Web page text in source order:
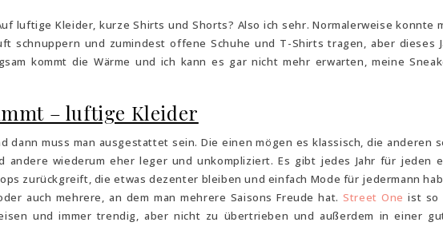
luftige Kleider, kurze Shirts und Shorts? Also ich sehr. Normalerweise konnte
schnuppern und zumindest offene Schuhe und T-Shirts tragen, aber dieses
kommt die Wärme und ich kann es gar nicht mehr erwarten, meine
– luftige Kleider
dann muss man ausgestattet sein. Die einen mögen es klassisch, die anderen
andere wiederum eher leger und unkompliziert. Es gibt jedes Jahr für jeden
zurückgreift, die etwas dezenter bleiben und einfach Mode für jedermann
auch mehrere, an dem man mehrere Saisons Freude hat.Street One ist so
und immer trendig, aber nicht zu übertrieben und außerdem in einer